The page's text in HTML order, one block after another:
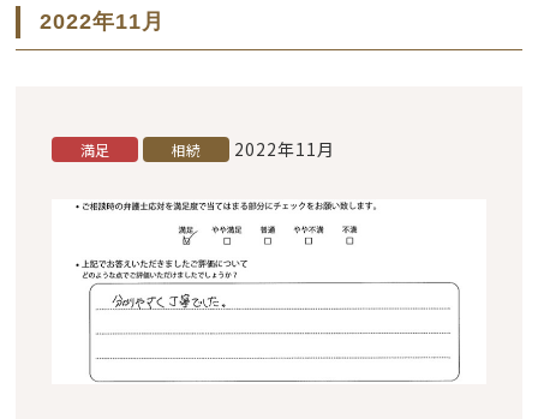
2022年11月
満足 相続 2022年11月